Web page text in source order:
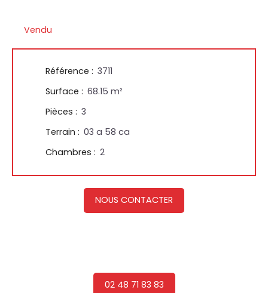
Vendu
Référence : 3711
Surface : 68.15 m²
Pièces : 3
Terrain : 03 a 58 ca
Chambres : 2
NOUS CONTACTER
02 48 71 83 83